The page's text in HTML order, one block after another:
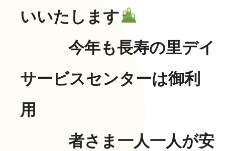
いいたします
今年も長寿の里デイ
サービスセンターは御利
用
者さま一人一人が安